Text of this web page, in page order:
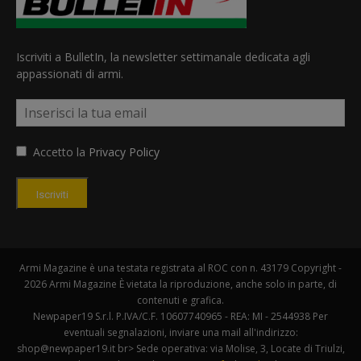
Iscriviti a BulletIn, la newsletter settimanale dedicata agli
appassionati di armi.
Accetto la Privacy Policy
Iscriviti
Armi Magazine è una testata registrata al ROC con n. 43179 Copyright -
2026 Armi Magazine È vietata la riproduzione, anche solo in parte, di
contenuti e grafica.
Newpaper19 S.r.l. P.IVA/C.F. 10607740965 - REA: MI - 2544938 Per
eventuali segnalazioni, inviare una mail all'indirizzo:
shop@newpaper19.it br> Sede operativa: via Molise, 3, Locate di Triulzi,